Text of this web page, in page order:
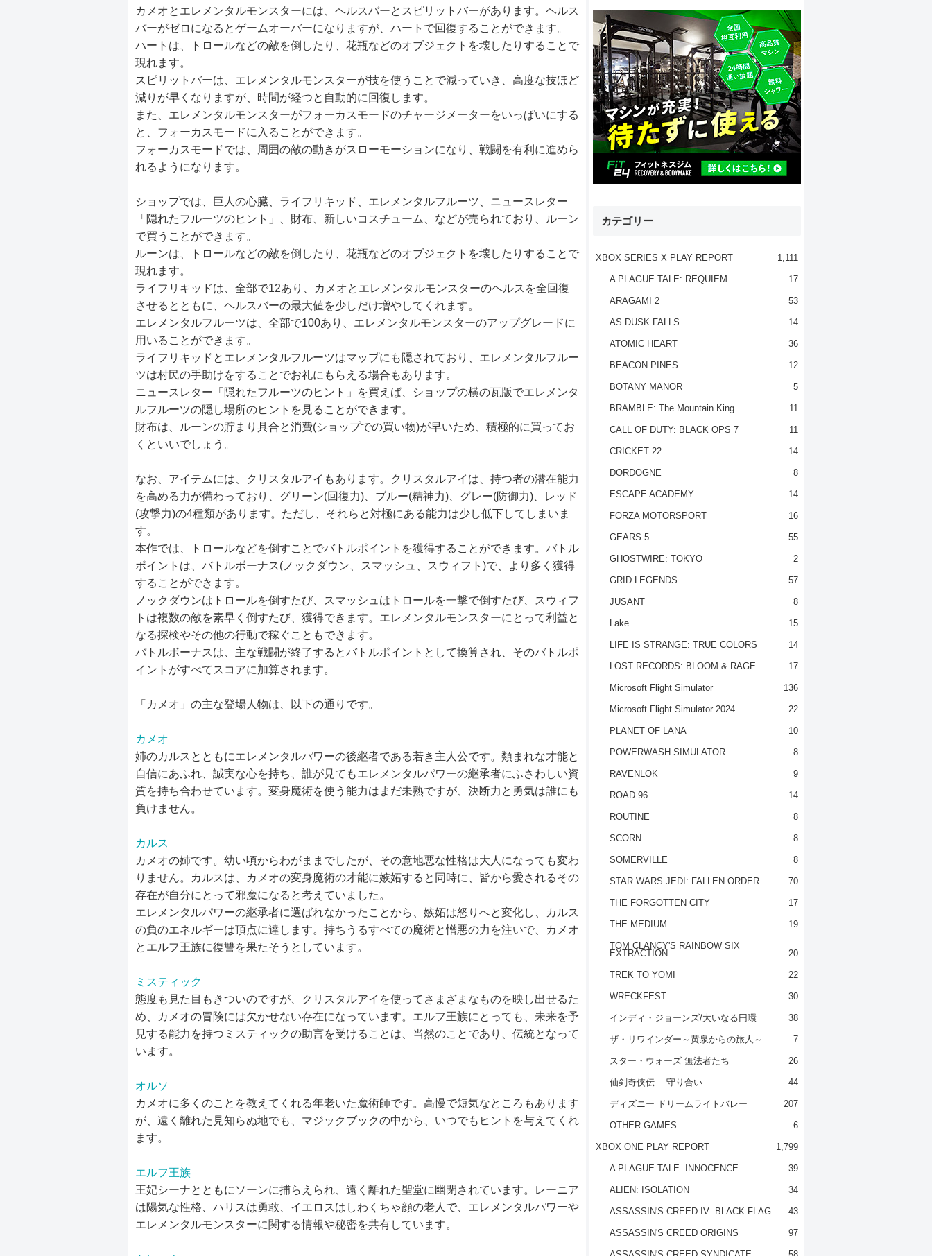
カメオとエレメンタルモンスターには、ヘルスバーとスピリットバーがあります。ヘルス
バーがゼロになるとゲームオーバーになりますが、ハートで回復することができます。
ハートは、トロールなどの敵を倒したり、花瓶などのオブジェクトを壊したりすることで
現れます。
スピリットバーは、エレメンタルモンスターが技を使うことで減っていき、高度な技ほど
減りが早くなりますが、時間が経つと自動的に回復します。
また、エレメンタルモンスターがフォーカスモードのチャージメーターをいっぱいにする
と、フォーカスモードに入ることができます。
フォーカスモードでは、周囲の敵の動きがスローモーションになり、戦闘を有利に進めら
れるようになります。
ショップでは、巨人の心臓、ライフリキッド、エレメンタルフルーツ、ニュースレター
「隠れたフルーツのヒント」、財布、新しいコスチューム、などが売られており、ルーン
で買うことができます。
ルーンは、トロールなどの敵を倒したり、花瓶などのオブジェクトを壊したりすることで
現れます。
ライフリキッドは、全部で12あり、カメオとエレメンタルモンスターのヘルスを全回復
させるとともに、ヘルスバーの最大値を少しだけ増やしてくれます。
エレメンタルフルーツは、全部で100あり、エレメンタルモンスターのアップグレードに
用いることができます。
ライフリキッドとエレメンタルフルーツはマップにも隠されており、エレメンタルフルー
ツは村民の手助けをすることでお礼にもらえる場合もあります。
ニュースレター「隠れたフルーツのヒント」を買えば、ショップの横の瓦版でエレメンタ
ルフルーツの隠し場所のヒントを見ることができます。
財布は、ルーンの貯まり具合と消費(ショップでの買い物)が早いため、積極的に買ってお
くといいでしょう。
なお、アイテムには、クリスタルアイもあります。クリスタルアイは、持つ者の潜在能力
を高める力が備わっており、グリーン(回復力)、ブルー(精神力)、グレー(防御力)、レッド
(攻撃力)の4種類があります。ただし、それらと対極にある能力は少し低下してしまいま
す。
本作では、トロールなどを倒すことでバトルポイントを獲得することができます。バトル
ポイントは、バトルボーナス(ノックダウン、スマッシュ、スウィフト)で、より多く獲得
することができます。
ノックダウンはトロールを倒すたび、スマッシュはトロールを一撃で倒すたび、スウィフ
トは複数の敵を素早く倒すたび、獲得できます。エレメンタルモンスターにとって利益と
なる探検やその他の行動で稼ぐこともできます。
バトルボーナスは、主な戦闘が終了するとバトルポイントとして換算され、そのバトルポ
イントがすべてスコアに加算されます。
「カメオ」の主な登場人物は、以下の通りです。
カメオ
姉のカルスとともにエレメンタルパワーの後継者である若き主人公です。類まれな才能と
自信にあふれ、誠実な心を持ち、誰が見てもエレメンタルパワーの継承者にふさわしい資
質を持ち合わせています。変身魔術を使う能力はまだ未熟ですが、決断力と勇気は誰にも
負けません。
カルス
カメオの姉です。幼い頃からわがままでしたが、その意地悪な性格は大人になっても変わ
りません。カルスは、カメオの変身魔術の才能に嫉妬すると同時に、皆から愛されるその
存在が自分にとって邪魔になると考えていました。
エレメンタルパワーの継承者に選ばれなかったことから、嫉妬は怒りへと変化し、カルス
の負のエネルギーは頂点に達します。持ちうるすべての魔術と憎悪の力を注いで、カメオ
とエルフ王族に復讐を果たそうとしています。
ミスティック
態度も見た目もきついのですが、クリスタルアイを使ってさまざまなものを映し出せるた
め、カメオの冒険には欠かせない存在になっています。エルフ王族にとっても、未来を予
見する能力を持つミスティックの助言を受けることは、当然のことであり、伝統となって
います。
オルソ
カメオに多くのことを教えてくれる年老いた魔術師です。高慢で短気なところもあります
が、遠く離れた見知らぬ地でも、マジックブックの中から、いつでもヒントを与えてくれ
ます。
エルフ王族
王妃シーナとともにソーンに捕らえられ、遠く離れた聖堂に幽閉されています。レーニア
は陽気な性格、ハリスは勇敢、イエロスはしわくちゃ顔の老人で、エレメンタルパワーや
エレメンタルモンスターに関する情報や秘密を共有しています。
カテゴリー
XBOX SERIES X PLAY REPORT 1,111
A PLAGUE TALE: REQUIEM 17
ARAGAMI 2 53
AS DUSK FALLS 14
ATOMIC HEART 36
BEACON PINES 12
BOTANY MANOR 5
BRAMBLE: The Mountain King 11
CALL OF DUTY: BLACK OPS 7 11
CRICKET 22 14
DORDOGNE 8
ESCAPE ACADEMY 14
FORZA MOTORSPORT 16
GEARS 5 55
GHOSTWIRE: TOKYO 2
GRID LEGENDS 57
JUSANT 8
Lake 15
LIFE IS STRANGE: TRUE COLORS 14
LOST RECORDS: BLOOM & RAGE 17
Microsoft Flight Simulator 136
Microsoft Flight Simulator 2024 22
PLANET OF LANA 10
POWERWASH SIMULATOR 8
RAVENLOK 9
ROAD 96 14
ROUTINE 8
SCORN 8
SOMERVILLE 8
STAR WARS JEDI: FALLEN ORDER 70
THE FORGOTTEN CITY 17
THE MEDIUM 19
TOM CLANCY'S RAINBOW SIX
EXTRACTION 20
TREK TO YOMI 22
WRECKFEST 30
インディ・ジョーンズ/大いなる円環 38
ザ・リワインダー～黄泉からの旅人～ 7
スター・ウォーズ 無法者たち 26
仙剣奇侠伝 ―守り合い― 44
ディズニー ドリームライトバレー 207
OTHER GAMES 6
XBOX ONE PLAY REPORT 1,799
A PLAGUE TALE: INNOCENCE 39
ALIEN: ISOLATION 34
ASSASSIN'S CREED IV: BLACK FLAG 43
ASSASSIN'S CREED ORIGINS 97